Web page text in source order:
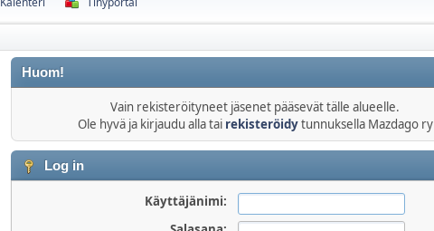
Huom!
Vain rekisteröityneet jäsenet pääsevät tälle alueelle.
Ole hyvä ja kirjaudu alla tai rekisteröidytunnuksella Mazdago ry
Log in
Käyttäjänimi: